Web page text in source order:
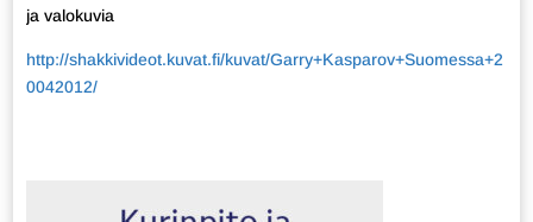
ja valokuvia
http://shakkivideot.kuvat.fi/kuvat/Garry+Kasparov+Suomessa+2
0042012/